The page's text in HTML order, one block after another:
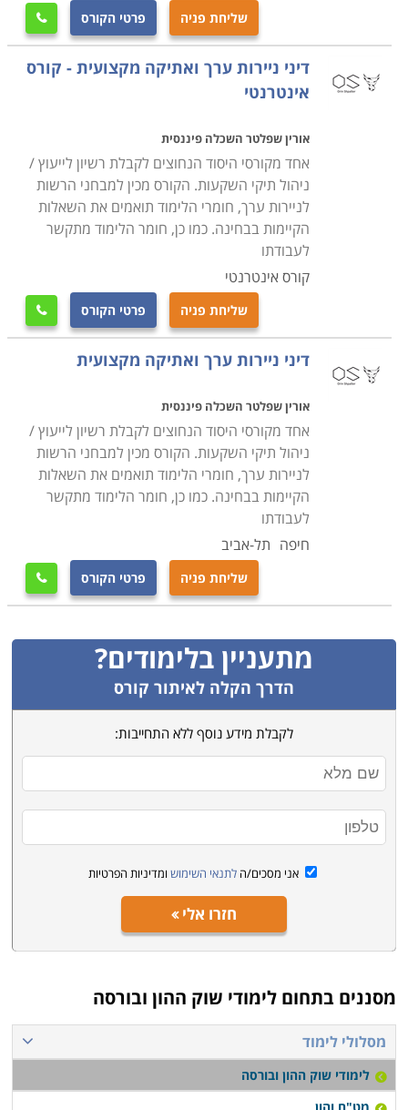
נלמדים במגוון מקומות בארץ, בין היתר בחיפה, תל אביב,
ירושלים, ראשון לציון ובאר שבע.
שליחת פניה פרטי הקורס 
דיני ניירות ערך ואתיקה מקצועית - קורס
אינטרנטי
אורין שפלטר השכלה פיננסית
אחד מקורסי היסוד הנחוצים לקבלת רשיון לייעוץ /
ניהול תיקי השקעות. הקורס מכין למבחני הרשות
לניירות ערך, חומרי הלימוד תואמים את השאלות
הקיימות בבחינה. כמו כן, חומר הלימוד מתקשר
לעבודתו
קורס אינטרנטי
שליחת פניה פרטי הקורס 
דיני ניירות ערך ואתיקה מקצועית
אורין שפלטר השכלה פיננסית
אחד מקורסי היסוד הנחוצים לקבלת רשיון לייעוץ /
ניהול תיקי השקעות. הקורס מכין למבחני הרשות
לניירות ערך, חומרי הלימוד תואמים את השאלות
הקיימות בבחינה. כמו כן, חומר הלימוד מתקשר
לעבודתו
חיפה תל-אביב
שליחת פניה פרטי הקורס 
מתעניין בלימודים?
הדרך הקלה לאיתור קורס
לקבלת מידע נוסף ללא התחייבות:
אני מסכים/ה לתנאי השימוש ומדיניות הפרטיות
חזרו אלי
מסננים בתחום לימודי שוק ההון ובורסה
מסלולי לימוד
לימודי שוק ההון ובורסה